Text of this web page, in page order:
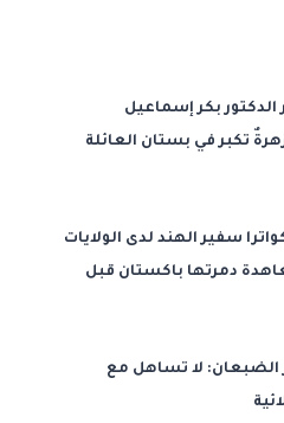
الدكتور بكر إسماعيل
تكبر في بستان العائلة
سفير الهند لدى الولايات
دمرتها باكستان قبل
الضبعان: لا تساهل مع